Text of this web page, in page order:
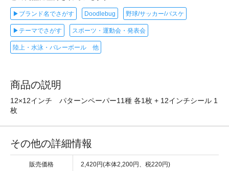
▶ブランド名でさがす Doodlebug 野球/サッカー/バスケ
▶テーマでさがす スポーツ・運動会・発表会
陸上・水泳・バレーボール 他
商品の説明
12×12インチ パターンペーパー11種 各1枚 + 12インチシール 1
枚
その他の詳細情報
販売価格 2,420円(本体2,200円、税220円)